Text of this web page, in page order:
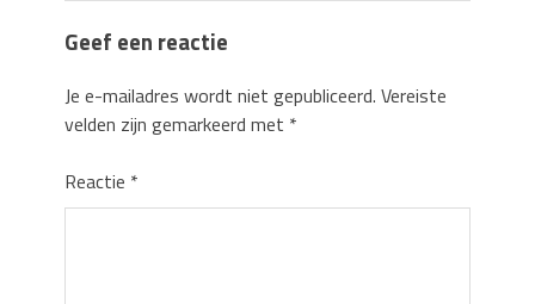
Geef een reactie
Je e-mailadres wordt niet gepubliceerd. Vereiste
velden zijn gemarkeerd met *
Reactie *